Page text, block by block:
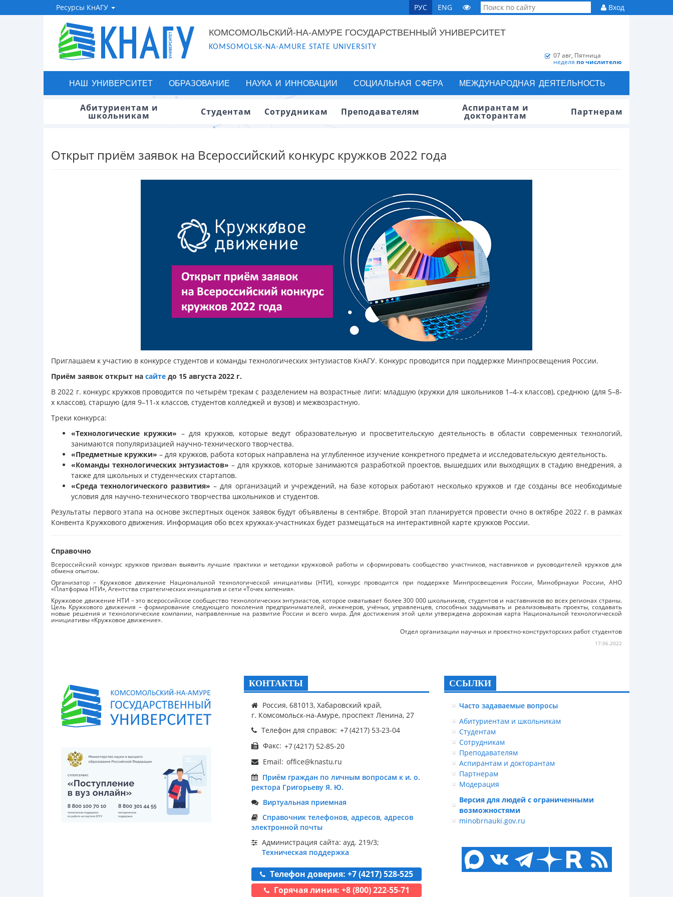
Ресурсы КнАГУ РУС ENG Вход
КОМСОМОЛЬСКИЙ-НА-АМУРЕ ГОСУДАРСТВЕННЫЙ УНИВЕРСИТЕТ
KOMSOMOLSK-NA-AMURE STATE UNIVERSITY
07 авг, Пятница
неделя по числителю
НАШ УНИВЕРСИТЕТ ОБРАЗОВАНИЕ НАУКА И ИННОВАЦИИ СОЦИАЛЬНАЯ СФЕРА МЕЖДУНАРОДНАЯ ДЕЯТЕЛЬНОСТЬ
Абитуриентам и
школьникам Студентам Сотрудникам Преподавателям Аспирантам и
докторантам Партнерам
Открыт приём заявок на Всероссийский конкурс кружков 2022 года
Приглашаем к участию в конкурсе студентов и команды технологических энтузиастов КнАГУ. Конкурс проводится при поддержке Минпросвещения России.
Приём заявок открыт на сайте до 15 августа 2022 г.
В 2022 г. конкурс кружков проводится по четырём трекам с разделением на возрастные лиги: младшую (кружки для школьников 1–4-х классов), среднюю (для 5–8-
х классов), старшую (для 9–11-х классов, студентов колледжей и вузов) и межвозрастную.
Треки конкурса:
«Технологические кружки» – для кружков, которые ведут образовательную и просветительскую деятельность в области современных технологий,
занимаются популяризацией научно-технического творчества.
«Предметные кружки» – для кружков, работа которых направлена на углубленное изучение конкретного предмета и исследовательскую деятельность.
«Команды технологических энтузиастов» – для кружков, которые занимаются разработкой проектов, вышедших или выходящих в стадию внедрения, а
также для школьных и студенческих стартапов.
«Среда технологического развития» – для организаций и учреждений, на базе которых работают несколько кружков и где созданы все необходимые
условия для научно-технического творчества школьников и студентов.
Результаты первого этапа на основе экспертных оценок заявок будут объявлены в сентябре. Второй этап планируется провести очно в октябре 2022 г. в рамках
Конвента Кружкового движения. Информация обо всех кружках-участниках будет размещаться на интерактивной карте кружков России.
Справочно
Всероссийский конкурс кружков призван выявить лучшие практики и методики кружковой работы и сформировать сообщество участников, наставников и руководителей кружков для
обмена опытом.
Организатор – Кружковое движение Национальной технологической инициативы (НТИ), конкурс проводится при поддержке Минпросвещения России, Минобрнауки России, АНО
«Платформа НТИ», Агентства стратегических инициатив и сети «Точек кипения».
Кружковое движение НТИ – это всероссийское сообщество технологических энтузиастов, которое охватывает более 300 000 школьников, студентов и наставников во всех регионах страны.
Цель Кружкового движения – формирование следующего поколения предпринимателей, инженеров, учёных, управленцев, способных задумывать и реализовывать проекты, создавать
новые решения и технологические компании, направленные на развитие России и всего мира. Для достижения этой цели утверждена дорожная карта Национальной технологической
инициативы «Кружковое движение».
Отдел организации научных и проектно-конструкторских работ студентов
17.06.2022
КОНТАКТЫ
Россия, 681013, Хабаровский край,
г. Комсомольск-на-Амуре, проспект Ленина, 27
Телефон для справок:
Факс:
Email:
Приём граждан по личным вопросам к и. о.
ректора Григорьеву Я. Ю.
Виртуальная приемная
Справочник телефонов, адресов, адресов
электронной почты
Администрация сайта: ауд. 219/3;
Техническая поддержка
Телефон доверия: +7 (4217) 528-525
Горячая линия: +8 (800) 222-55-71
ССЫЛКИ
Часто задаваемые вопросы
Абитуриентам и школьникам
Студентам
Сотрудникам
Преподавателям
Аспирантам и докторантам
Партнерам
Модерация
Версия для людей с ограниченными
возможностями
minobrnauki.gov.ru